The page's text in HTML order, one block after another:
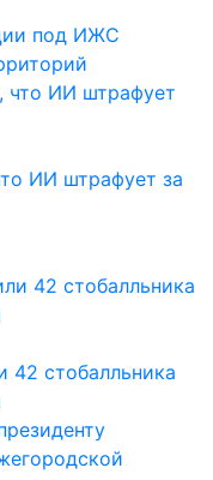
под ИЖС
ИИ штрафует за
стобалльника